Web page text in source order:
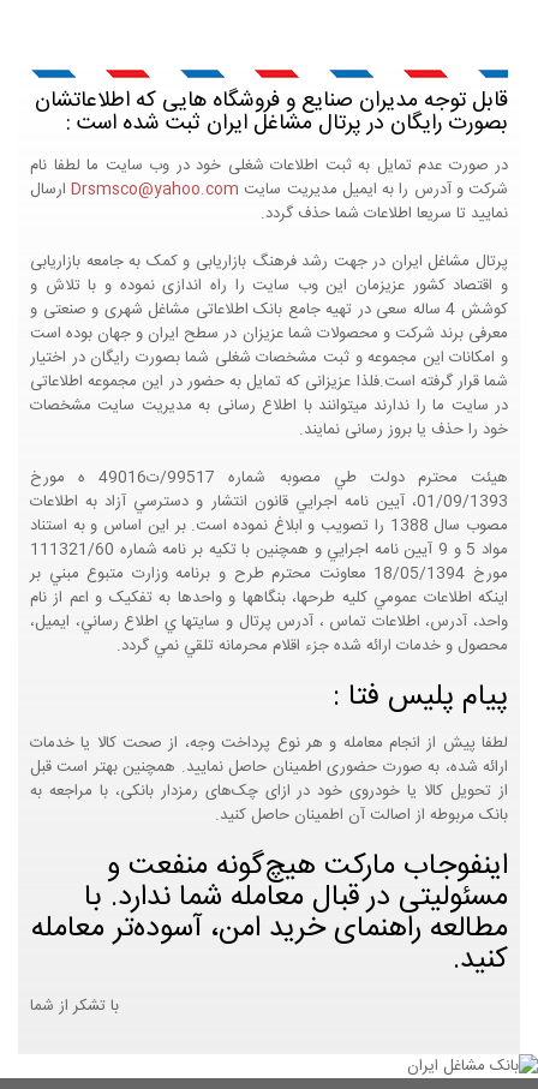
قابل توجه مدیران صنایع و فروشگاه هایی که اطلاعاتشان
بصورت رایگان در پرتال مشاغل ایران ثبت شده است :
در صورت عدم تمایل به ثبت اطلاعات شغلی خود در وب سایت ما لطفا نام
شرکت و آدرس را به ایمیل مدیریت سایت Drsmsco@yahoo.comارسال
نمایید تا سریعا اطلاعات شما حذف گردد.
پرتال مشاغل ایران در جهت رشد فرهنگ بازاریابی و کمک به جامعه بازاریابی
و اقتصاد کشور عزیزمان این وب سایت را راه اندازی نموده و با تلاش و
کوشش 4 ساله سعی در تهیه جامع بانک اطلاعاتی مشاغل شهری و صنعتی و
معرفی برند شرکت و محصولات شما عزیزان در سطح ایران و جهان بوده است
و امکانات این مجموعه و ثبت مشخصات شغلی شما بصورت رایگان در اختیار
شما قرار گرفته است.فلذا عزیزانی که تمایل به حضور در این مجموعه اطلاعاتی
در سایت ما را ندارند میتوانند با اطلاع رسانی به مدیریت سایت مشخصات
خود را حذف یا بروز رسانی نمایند.
هيئت محترم دولت طي مصوبه شماره 99517/ت49016 ه مورخ
01/09/1393، آيين نامه اجرايي قانون انتشار و دسترسي آزاد به اطلاعات
مصوب سال 1388 را تصويب و ابلاغ نموده است. بر اين اساس و به استناد
مواد 5 و 9 آيين نامه اجرايي و همچنين با تکيه بر نامه شماره 111321/60
مورخ 18/05/1394 معاونت محترم طرح و برنامه وزارت متبوع مبني بر
اينکه اطلاعات عمومي کليه طرحها، بنگاهها و واحدها به تفکيک و اعم از نام
واحد، آدرس، اطلاعات تماس ، آدرس پرتال و سايتها ي اطلاع رساني، ايميل،
محصول و خدمات ارائه شده جزء اقلام محرمانه تلقي نمي گردد.
پیام پلیس فتا :
لطفا پیش از انجام معامله و هر نوع پرداخت وجه، از صحت کالا یا خدمات
ارائه شده، به صورت حضوری اطمینان حاصل نمایید. همچنین بهتر است قبل
از تحویل کالا یا خودروی خود در ازای چک‌های رمزدار بانکی، با مراجعه به
بانک مربوطه از اصالت آن اطمینان حاصل کنید.
اینفوجاب مارکت هیچ‌گونه منفعت و
مسئولیتی در قبال معامله شما ندارد. با
مطالعه راهنمای خرید امن، آسوده‌تر معامله
کنید.
با تشکر از شما